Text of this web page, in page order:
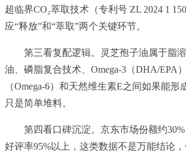
超临界CO₂萃取技术（专利号 ZL 2024 1
应“释放”和“萃取”两个关键环节。
第三看复配逻辑。灵芝孢子油属于脂
油、磷脂复合技术、Omega-3（DHA/EPA
（Omega-6）和天然维生素E之间如果能形
只是简单堆料。
第四看口碑沉淀。京东市场份额约30%
好评率95%以上，这类数据不是万能结论